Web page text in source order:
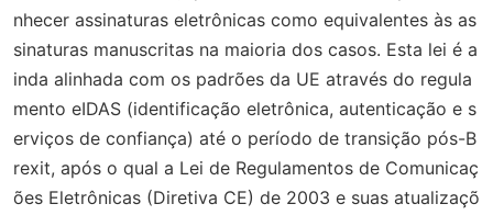
nhecer assinaturas eletrônicas como equivalentes às as
sinaturas manuscritas na maioria dos casos. Esta lei é a
inda alinhada com os padrões da UE através do regula
mento eIDAS (identificação eletrônica, autenticação e s
erviços de confiança) até o período de transição pós-B
rexit, após o qual a Lei de Regulamentos de Comunicaç
ões Eletrônicas (Diretiva CE) de 2003 e suas atualizaçõ